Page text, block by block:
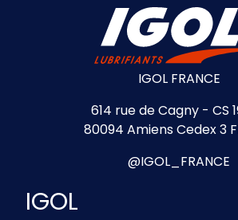
IGOL FRANCE
614 rue de Cagny - CS
80094 Amiens Cedex 3
@IGOL_FRANCE
IGOL